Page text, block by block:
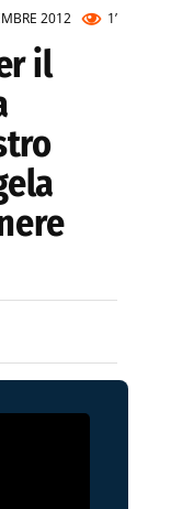
2012 1’
il